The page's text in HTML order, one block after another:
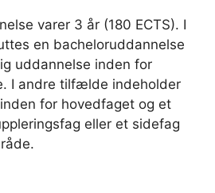
varer 3 år (180 ECTS). I
en bacheloruddannelse
uddannelse inden for
I andre tilfælde indeholder
for hovedfaget og et
eller et sidefag